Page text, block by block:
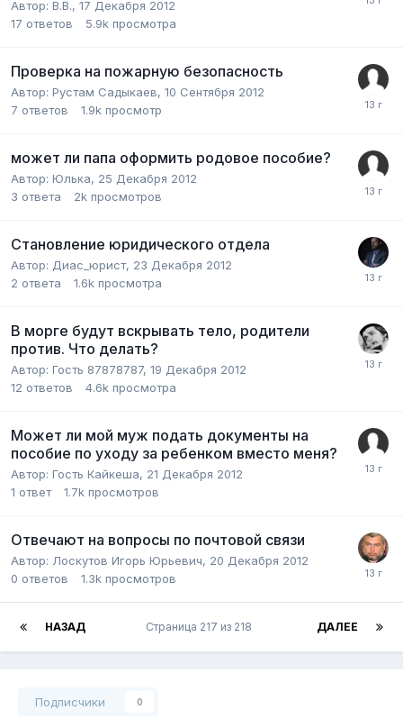
Автор: В.В., 17 Декабря 2012
17 ответов 5.9k просмотра
Проверка на пожарную безопасность
Автор: Рустам Садыкаев, 10 Сентября 2012
7 ответов 1.9k просмотр
может ли папа оформить родовое пособие?
Автор: Юлька, 25 Декабря 2012
3 ответа 2k просмотров
Становление юридического отдела
Автор: Диас_юрист, 23 Декабря 2012
2 ответа 1.6k просмотра
В морге будут вскрывать тело, родители
против. Что делать?
Автор: Гость 87878787, 19 Декабря 2012
12 ответов 4.6k просмотра
Может ли мой муж подать документы на
пособие по уходу за ребенком вместо меня?
Автор: Гость Кайкеша, 21 Декабря 2012
1 ответ 1.7k просмотров
Отвечают на вопросы по почтовой связи
Автор: Лоскутов Игорь Юрьевич, 20 Декабря 2012
0 ответов 1.3k просмотров
НАЗАД ДАЛЕЕ
Страница 217 из 218
Подписчики 0